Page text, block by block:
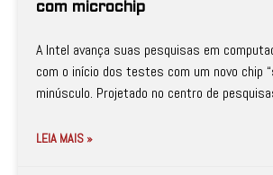
com microchip
A Intel avança suas pesquisas em
com o início dos testes com um novo chip
minúsculo. Projetado no centro de
LEIA MAIS »